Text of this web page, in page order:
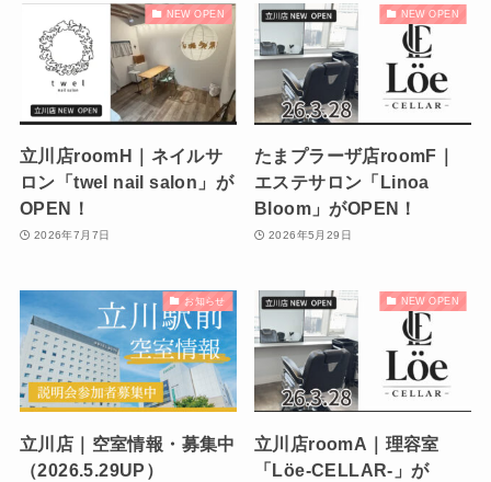
NEW OPEN
立川店roomH｜ネイルサ
ロン「twel nail salon」が
OPEN！
2026年7月7日
NEW OPEN
たまプラーザ店roomF｜
エステサロン「Linoa
Bloom」がOPEN！
2026年5月29日
お知らせ
立川店｜空室情報・募集中
（2026.5.29UP）
NEW OPEN
立川店roomA｜理容室
「Löe-CELLAR-」が